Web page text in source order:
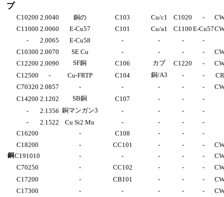
プ
銅
C10200 2.0040 銅の C103 Cu/c1 C1020 -
C11000 2.0060 E-Cu57 C101 Cu/a1 C1100 E-Cu57
-
2.0065 E-Cu58 - - -
-
C10300 2.0070 SE Cu - - - -
C12200 2.0090 SF銅 C106 カブ C1220 -
C12500
- Cu-FRTP C104 銅/A3 - -
C70320 2.0857 - - - - -
C14200 2.1202 SB銅 C107 - -
-
-
2.1356 銅マンガン3 - - -
-
-
2.1522 Cu Si2 Mn - - -
-
C16200
- C108 - -
-
C18200
- CC101 - - -
C191010
- - - - -
C70250
- CC102 - - -
C17200
- CB101 - - -
C17300
- - - - -